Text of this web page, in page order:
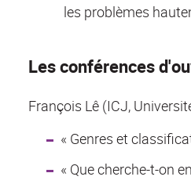
les problèmes
Les conférences
François Lê (ICJ,
« Genres et
« Que cherche-t-on